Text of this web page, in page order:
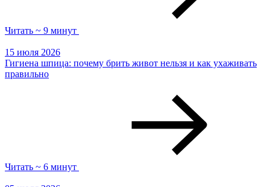
Читать ~ 9 минут
15 июля 2026
Гигиена шпица: почему брить живот нельзя и как ухаживать
правильно
Читать ~ 6 минут